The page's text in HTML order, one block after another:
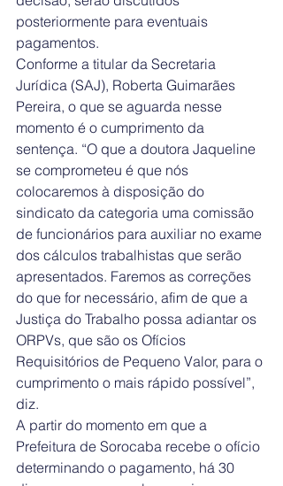
posteriormente para eventuais
pagamentos.
Conforme a titular da Secretaria
Jurídica (SAJ), Roberta Guimarães
Pereira, o que se aguarda nesse
momento é o cumprimento da
sentença. “O que a doutora Jaqueline
se comprometeu é que nós
colocaremos à disposição do
sindicato da categoria uma comissão
de funcionários para auxiliar no exame
dos cálculos trabalhistas que serão
apresentados. Faremos as correções
do que for necessário, afim de que a
Justiça do Trabalho possa adiantar os
ORPVs, que são os Ofícios
Requisitórios de Pequeno Valor, para o
cumprimento o mais rápido possível”,
diz.
A partir do momento em que a
Prefeitura de Sorocaba recebe o ofício
determinando o pagamento, há 30